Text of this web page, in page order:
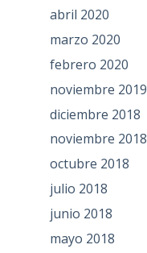
abril 2020
marzo 2020
febrero 2020
noviembre 2019
diciembre 2018
noviembre 2018
octubre 2018
julio 2018
junio 2018
mayo 2018